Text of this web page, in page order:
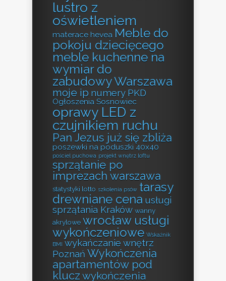
lustro z
oświetleniem
materace hevea Meble do
pokoju dziecięcego
meble kuchenne na
wymiar do
zabudowy Warszawa
moje ip numery PKD
Ogłoszenia Sosnowiec
oprawy LED z
czujnikiem ruchu
Pan Jezus już się zbliża
poszewki na poduszki 40x40
pościel puchowa projekt wnętrz loftu
sprzątanie po
imprezach warszawa
statystyki lotto szkolenia psów tarasy
drewniane cena usługi
sprzątania Kraków wanny
akrylowe wrocław usługi
wykończeniowe Wskaźnik
BMI wykańczanie wnętrz
Poznań Wykończenia
apartamentów pod
klucz wykończenia